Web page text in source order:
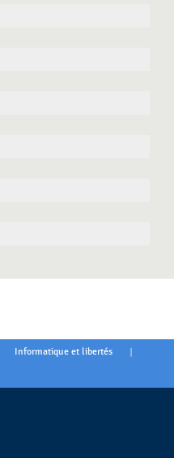
Informatique et libertés |